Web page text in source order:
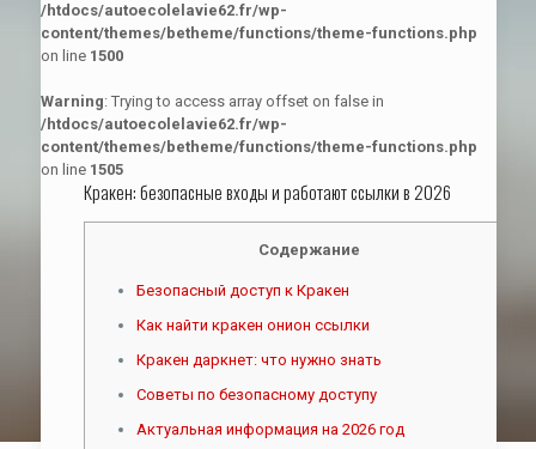
/htdocs/autoecolelavie62.fr/wp-
content/themes/betheme/functions/theme-functions.php
on line 1500
Warning: Trying to access array offset on false in
/htdocs/autoecolelavie62.fr/wp-
content/themes/betheme/functions/theme-functions.php
on line 1505
Кракен: безопасные входы и работают ссылки в 2026
Содержание
Безопасный доступ к Кракен
Как найти кракен онион ссылки
Кракен даркнет: что нужно знать
Советы по безопасному доступу
Актуальная информация на 2026 год